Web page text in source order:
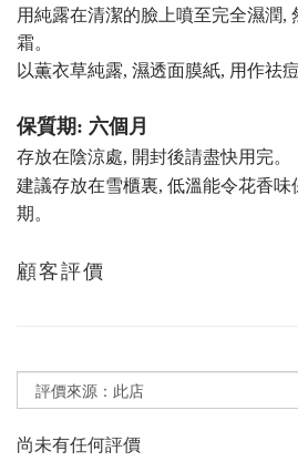
用純露在清潔的臉上噴至完全濕潤,
霜。
以薫衣草純露, 濕透面膜紙, 用作祛
保質期: 六個月
存放在陰涼處, 開封後請盡快用完。
建議存放在雪櫃裏, 低溫能令花香味
期。
顧客評價
尚未有任何評價